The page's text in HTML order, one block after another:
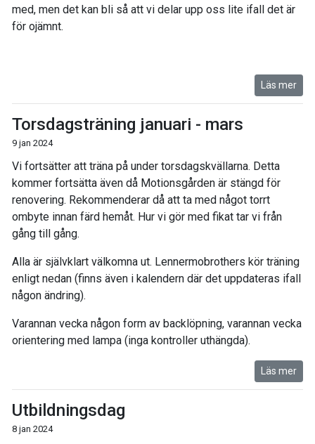
med, men det kan bli så att vi delar upp oss lite ifall det är
för ojämnt.
Läs mer
Torsdagsträning januari - mars
9 jan 2024
Vi fortsätter att träna på under torsdagskvällarna. Detta
kommer fortsätta även då Motionsgården är stängd för
renovering. Rekommenderar då att ta med något torrt
ombyte innan färd hemåt. Hur vi gör med fikat tar vi från
gång till gång.
Alla är självklart välkomna ut. Lennermobrothers kör träning
enligt nedan (finns även i kalendern där det uppdateras ifall
någon ändring).
Varannan vecka någon form av backlöpning, varannan vecka
orientering med lampa (inga kontroller uthängda).
Läs mer
Utbildningsdag
8 jan 2024